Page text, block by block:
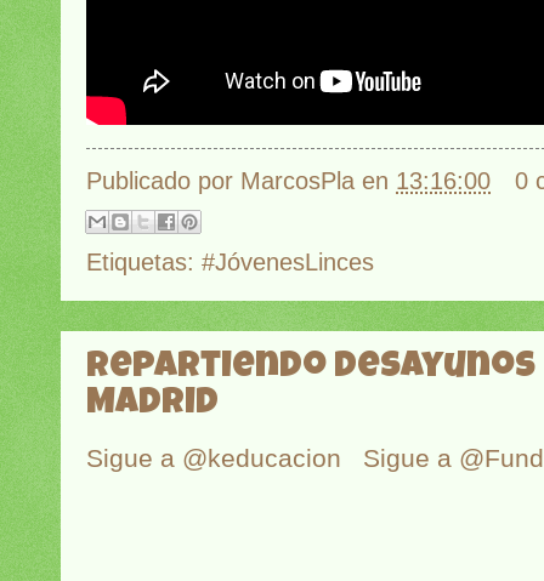
Publicado por MarcosPla en 13:16:00 0
Etiquetas: #JóvenesLinces
Repartiendo
Madrid
Sigue a @keducacion Sigue a